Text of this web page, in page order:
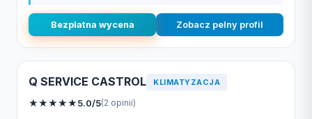
Bezplatna wycena Zobacz pelny profil
Q SERVICE CASTROL KLIMATYZACJA
★★★★★5.0/5(2 opinii)